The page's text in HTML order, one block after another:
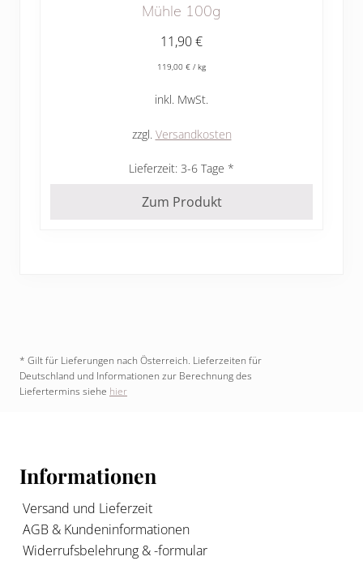
Mühle 100g
11,90€
119,00 € /kg
inkl. MwSt.
zzgl. Versandkosten
Lieferzeit: 3-6 Tage
Zum Produkt
* Gilt für Lieferungen nach Österreich. Lieferzeiten für
Deutschland und Informationen zur Berechnung des
Liefertermins siehe hier
Informationen
Versand und Lieferzeit
AGB & Kundeninformationen
Widerrufsbelehrung & -formular